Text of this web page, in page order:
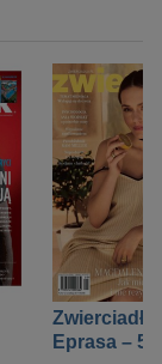
Zwierciadło
Eprasa – 5/